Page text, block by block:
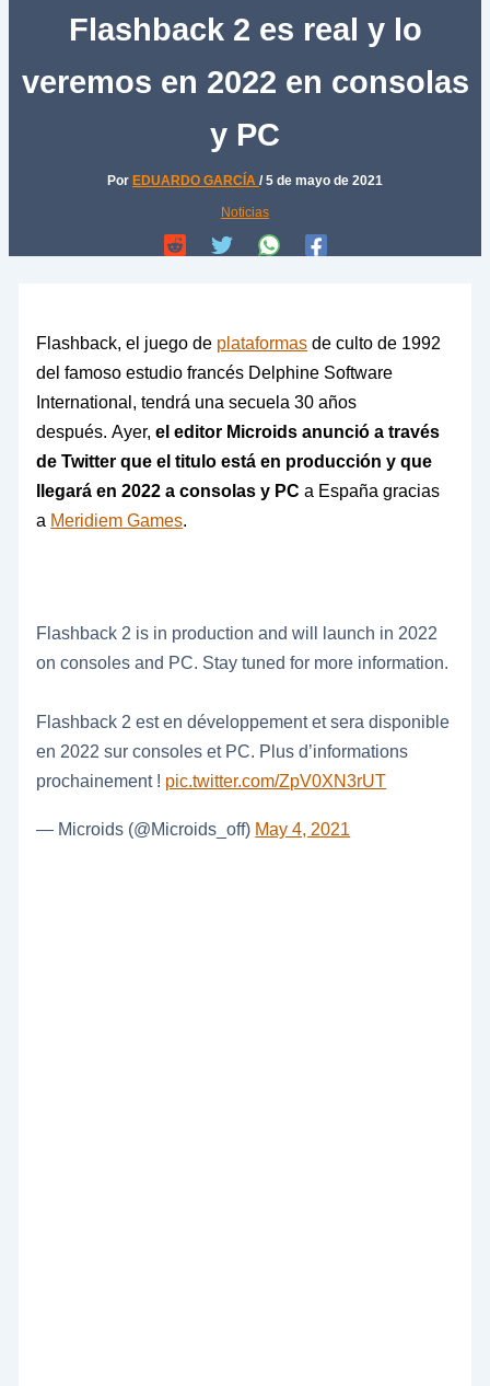
Flashback 2 es real y lo
veremos en 2022 en consolas
y PC
Por EDUARDO GARCÍA / 5 de mayo de 2021
Noticias
Flashback, el juego de plataformas de culto de 1992
del famoso estudio francés Delphine Software
International, tendrá una secuela 30 años
después. Ayer,el editor Microids anunció a través
de Twitter que el titulo está en producción y que
llegará en 2022 a consolas y PC a España gracias
a Meridiem Games.
Flashback 2 is in production and will launch in 2022
on consoles and PC. Stay tuned for more information.
Flashback 2 est en développement et sera disponible
en 2022 sur consoles et PC. Plus d’informations
prochainement ! pic.twitter.com/ZpV0XN3rUT
— Microids (@Microids_off) May 4, 2021